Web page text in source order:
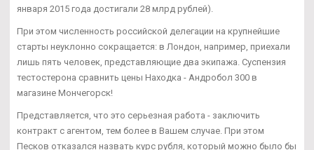
января 2015 года достигали 28 млрд рублей).
При этом численность российской делегации на крупнейшие
старты неуклонно сокращается: в Лондон, например, приехали
лишь пять человек, представляющие два экипажа. Суспензия
тестостерона сравнить цены Находка - Андробол 300 в
магазине Мончегорск!
Представляется, что это серьезная работа - заключить
контракт с агентом, тем более в Вашем случае. При этом
Песков отказался назвать курс рубля, который можно было бы